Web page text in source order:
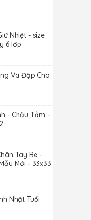
Nhiệt - size
6 lớp
Va Đập Cho
- Chậu Tắm -
Tay Bé -
Mới - 33x33
Nhật Tuổi